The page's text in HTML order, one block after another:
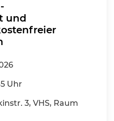
und
Uhr
3, VHS, Raum